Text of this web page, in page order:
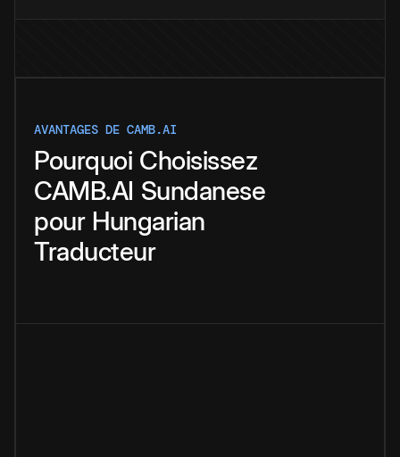
AVANTAGES DE CAMB.AI
Pourquoi Choisissez
CAMB.AI Sundanese
pour Hungarian
Traducteur